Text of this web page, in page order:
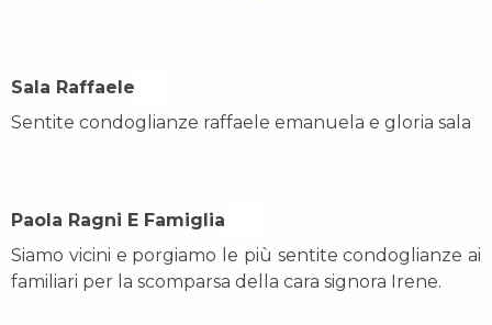
Sala Raffaele On
Sentite condoglianze raffaele emanuela e gloria sala
Paola Ragni E Famiglia On
Siamo vicini e porgiamo le più sentite condoglianze ai
familiari per la scomparsa della cara signora Irene.